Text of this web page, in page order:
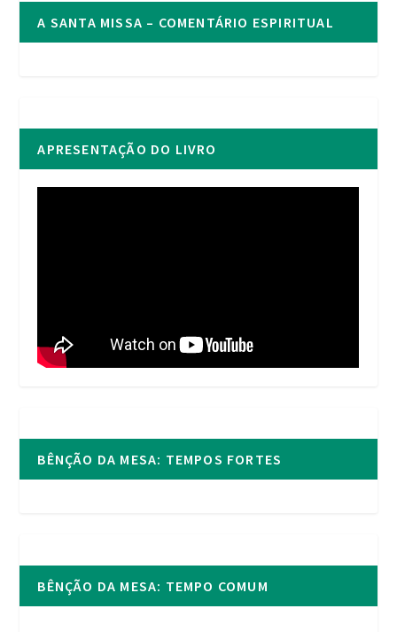
A SANTA MISSA – COMENTÁRIO ESPIRITUAL
APRESENTAÇÃO DO LIVRO
BÊNÇÃO DA MESA: TEMPOS FORTES
BÊNÇÃO DA MESA: TEMPO COMUM